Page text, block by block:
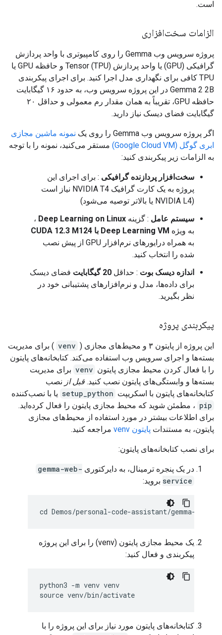
است.
الزامات سخت‌افزاری
پروژه سرویس وب Gemma را روی کامپیوتری با واحد پردازش
گرافیکی (GPU) یا واحد پردازش Tensor (TPU) و حافظه GPU یا
TPU کافی برای نگهداری مدل اجرا کنید. برای اجرای پیکربندی
Gemma 2 2B در این پروژه سرویس وب، به حدود ۱۶ گیگابایت
حافظه GPU، تقریباً به همان مقدار رم معمولی و حداقل ۲۰
گیگابایت فضای دیسک نیاز دارید.
اگر پروژه سرویس وب Gemma را روی یک
نمونه ماشین مجازی
ابری گوگل (Google Cloud VM)
مستقر می‌کنید، نمونه را با توجه
به الزامات زیر پیکربندی کنید:
سخت‌افزار پردازنده گرافیکی : برای اجرای این
پروژه به یک کارت گرافیک NVIDIA T4 نیاز است
(NVIDIA L4 یا بالاتر توصیه می‌شود)
سیستم عامل : گزینه Deep Learning on Linux ،
به ویژه Deep Learning VM با CUDA 12.3 M124
به همراه درایورهای نرم‌افزار GPU از پیش نصب
شده را انتخاب کنید.
اندازه دیسک بوت : حداقل 20 گیگابایت
فضای دیسک
برای داده‌ها، مدل و نرم‌افزارهای پشتیبانی خود در
نظر بگیرید.
پیکربندی پروژه
این پروژه از پایتون ۳ و محیط‌های مجازی ( venv ) برای مدیریت
بسته‌ها و اجرای سرویس وب استفاده می‌کند. کتابخانه‌های پایتون
را با فعال کردن محیط مجازی پایتون venv برای مدیریت
بسته‌ها و وابستگی‌های پایتون نصب کنید. قبل از نصب
کتابخانه‌های پایتون با اسکریپت setup_python یا با نصب‌کننده
pip ، مطمئن شوید که محیط مجازی پایتون را فعال کرده‌اید.
برای اطلاعات بیشتر در مورد استفاده از محیط‌های مجازی
پایتون، به مستندات پایتون venv مراجعه کنید.
برای نصب کتابخانه‌های پایتون:
در یک پنجره ترمینال، به دایرکتوری gemma-web-
service بروید:
یک محیط مجازی پایتون (venv) را برای این پروژه
پیکربندی و فعال کنید:
python3 -m venv venv
کتابخانه‌های پایتون مورد نیاز برای این پروژه را با